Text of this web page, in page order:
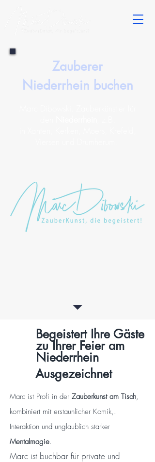
Zauberer
Niederrhein buchen
Begeistert Ihre Gäste
zu Ihrer Feieram
Niederrhein
Ausgezeichnet
Marc ist Profi in der Zauberkunst am Tisch,
kombiniert mit erstaunlicher Komik,.
Interaktion und unglaublich starker
Mentalmagie.
Marc ist buchbar für private und